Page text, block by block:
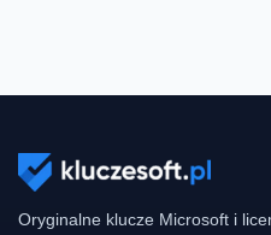
Oryginalne klucze Microsoft i